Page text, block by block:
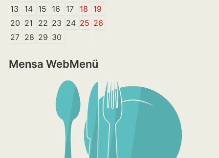
13
14 15 16 17 18
19
20 21 22 23 24 25 26
27 28 29 30
Mensa WebMenü